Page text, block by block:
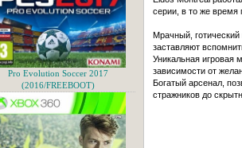
серии, в то же время
Мрачный, готический
заставляют
Уникальная игровая
зависимости от
Богатый арсенал,
стражников до
Pro Evolution Soccer 2017
(2016/FREEBOOT)